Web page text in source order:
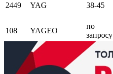
2449 YAG 38-45
108 YAGEO
по
запросу